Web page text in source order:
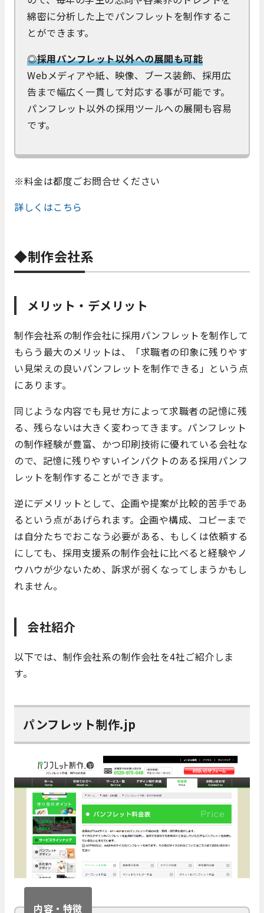
綿密に分析した上でパンフレットを制作するこ
とができます。
◎採用パンフレット以外への展開も可能
Webメディアや紙、映像、ブース装飾、採用広
告まで幅広く一貫して対応する事が可能です。
パンフレット以外の採用ツールへの展開も容易
です。
※料金は都度ごお問合せください
詳しくはこちら
◆制作会社系
メリット・デメリット
制作会社系の制作会社に採用パンフレットを制作して
もらう最大のメリットは、「求職者の印象に残りやす
い見栄えの良いパンフレットを制作できる」という点
にあります。
同じような内容でも見せ方によって求職者の記憶に残
る、残らないは大きく変わってきます。パンフレット
の制作経験が豊富、かつ印刷技術に優れている会社な
ので、記憶に残りやすいインパクトのある採用パンフ
レットを制作することができます。
逆にデメリットとして、企画や提案が比較的苦手であ
るという点があげられます。企画や構成、コピーまで
は自分たちでおこなう必要がある、もしくは依頼する
にしても、採用支援系の制作会社に比べると経験やノ
ウハウが少ないため、訴求が弱くなってしまうかもし
れません。
会社紹介
以下では、制作会社系の制作会社を4社ご紹介しま
す。
パンフレット制作.jp
内容・特徴